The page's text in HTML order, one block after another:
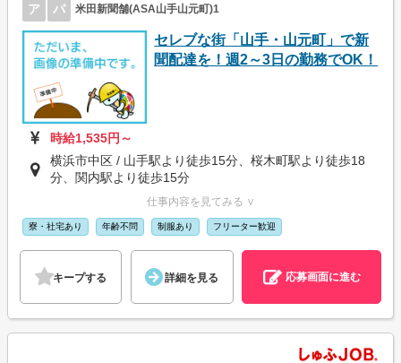
ア パ 米田新聞舗(ASA山手山元町)1
セレブな街「山手・山元町」で新
聞配達を！週2～3日の勤務でOK！
時給1,535円～
横浜市中区 / 山手駅より徒歩15分、桜木町駅より徒歩18
分、関内駅より徒歩15分
仕事内容を見てみる ∨
寮・社宅あり 年齢不問 制服あり フリーター歓迎
キープする 詳細を見る 応募画面に進む